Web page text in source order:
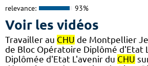
relevance: 93%
Voir les vidéos
Travailler au CHU de Montpellier
de Bloc Opératoire Diplômé d'Etat
Diplômée d'Etat L'avenir du CHU